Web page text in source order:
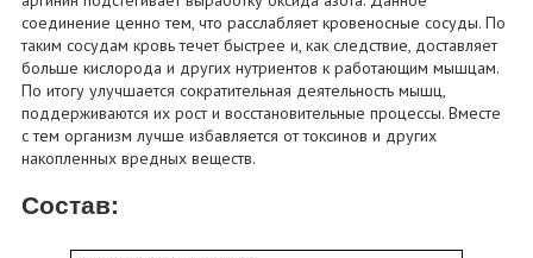
соединение ценно тем, что расслабляет кровеносные сосуды. По
таким сосудам кровь течет быстрее и, как следствие, доставляет
больше кислорода и других нутриентов к работающим мышцам.
По итогу улучшается сократительная деятельность мышц,
поддерживаются их рост и восстановительные процессы. Вместе
с тем организм лучше избавляется от токсинов и других
накопленных вредных веществ.
Состав: